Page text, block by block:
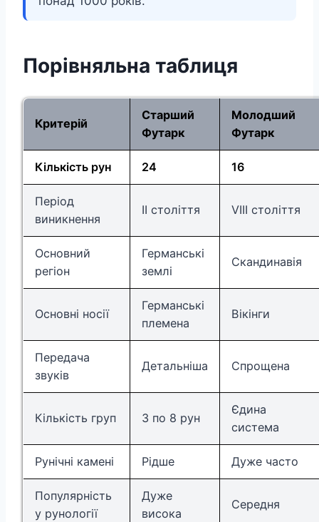
Порівняльна таблиця
Критерій
Старший
Футарк
Молодший
Футарк
Кількість рун 24 16
Період
виникнення
II століття VIII століття
Основний
регіон
Германські
землі
Скандинавія
Основні носії
Германські
племена
Вікінги
Передача
звуків
Детальніша Спрощена
Кількість груп 3 по 8 рун
Єдина
система
Рунічні камені Рідше Дуже часто
Популярність
у рунології
Дуже
висока
Середня